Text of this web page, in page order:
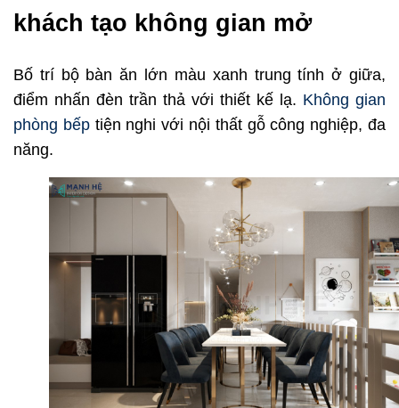
khách tạo không gian mở
Bố trí bộ bàn ăn lớn màu xanh trung tính ở giữa,
điểm nhấn đèn trần thả với thiết kế lạ. Không gian
phòng bếptiện nghi với nội thất gỗ công nghiệp, đa
năng.